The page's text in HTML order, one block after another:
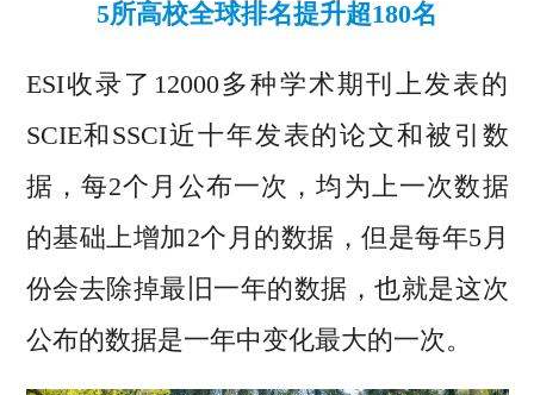
5所高校全球排名提升超180名
ESI收录了12000多种学术期刊上发表的
SCIE和SSCI近十年发表的论文和被引数
据，每2个月公布一次，均为上一次数据
的基础上增加2个月的数据，但是每年5月
份会去除掉最旧一年的数据，也就是这次
公布的数据是一年中变化最大的一次。